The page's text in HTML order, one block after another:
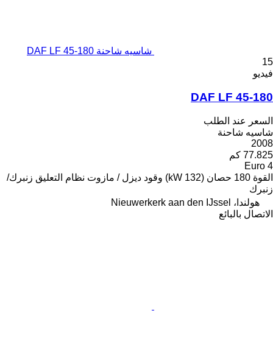
شاسيه شاحنة DAF LF 45-180
15
فيديو
DAF LF 45-180
السعر عند الطلب
شاسيه شاحنة
2008
77.825 كم
Euro 4
القوة 180 حصان (132 kW) وقود ديزل / مازوت نظام التعليق زنبرك/
زنبرك
هولندا، Nieuwerkerk aan den IJssel
الاتصال بالبائع